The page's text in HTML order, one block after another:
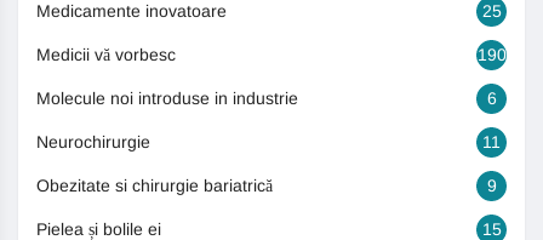
Medicamente inovatoare 25
Medicii vă vorbesc 190
Molecule noi introduse in industrie 6
Neurochirurgie 11
Obezitate si chirurgie bariatrică 9
Pielea și bolile ei 15